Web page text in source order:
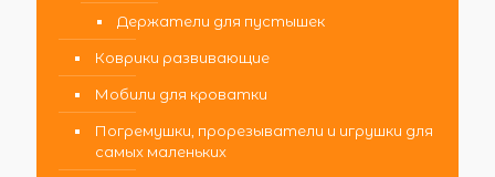
Держатели для пустышек
Коврики развивающие
Мобили для кроватки
Погремушки, прорезыватели и игрушки для
самых маленьких